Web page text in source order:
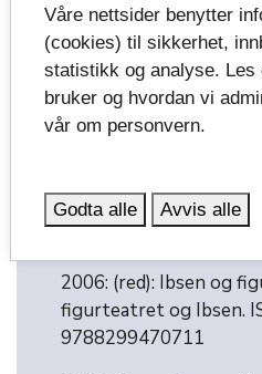
1998: Ikke bare Maja –
1998: Kattas katalog
egne forestillinger og
1999: Teaterhistorien
Europeisk
2006: (red): Ibsen og
figurteatret og Ibsen.
9788299470711
Våre nettsider benytter
(cookies) til sikkerhet,
statistikk og analyse.
bruker og hvordan vi
vår om personvern.
Godta alle Avvis alle